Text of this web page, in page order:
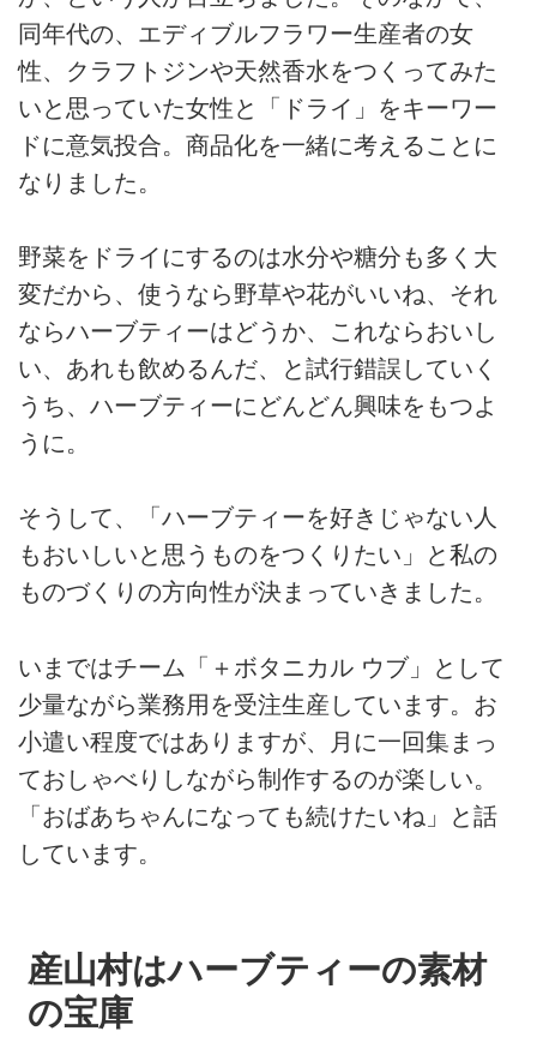
同年代の、エディブルフラワー生産者の女
性、クラフトジンや天然香水をつくってみた
いと思っていた女性と「ドライ」をキーワー
ドに意気投合。商品化を一緒に考えることに
なりました。
野菜をドライにするのは水分や糖分も多く大
変だから、使うなら野草や花がいいね、それ
ならハーブティーはどうか、これならおいし
い、あれも飲めるんだ、と試行錯誤していく
うち、ハーブティーにどんどん興味をもつよ
うに。
そうして、「ハーブティーを好きじゃない人
もおいしいと思うものをつくりたい」と私の
ものづくりの方向性が決まっていきました。
いまではチーム「＋ボタニカル ウブ」として
少量ながら業務用を受注生産しています。お
小遣い程度ではありますが、月に一回集まっ
ておしゃべりしながら制作するのが楽しい。
「おばあちゃんになっても続けたいね」と話
しています。
産山村はハーブティーの素材
の宝庫